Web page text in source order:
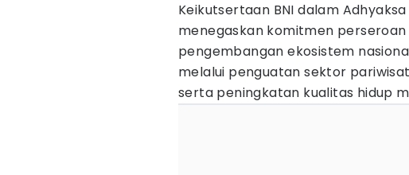
Keikutsertaan BNI dalam
menegaskan komitmen
pengembangan ekosistem
melalui penguatan sektor
serta peningkatan kualitas hidup